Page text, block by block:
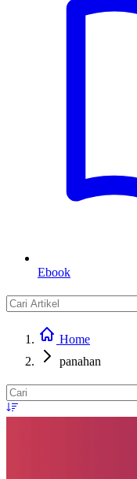
Ebook
Home
panahan